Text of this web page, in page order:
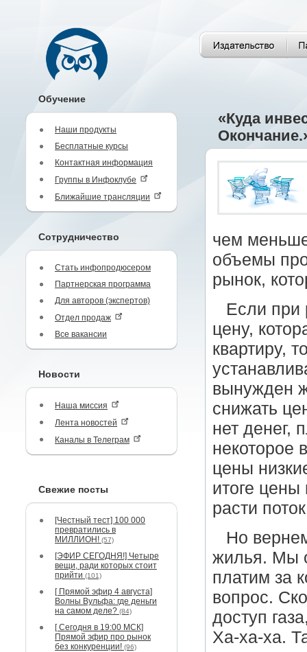
Обучение
Наши продукты
Бесплатные курсы
Контактная информация
Группы в Инфоклубе
Ближайшие трансляции
Сотрудничество
Стать инфопродюсером
Партнерская программа
Для авторов (экспертов)
Отдел продаж
Все вакансии
Новости
Наша миссия
Лента новостей
Каналы в Телеграм
Свежие посты
[Честный тест] 100 000
превратились в
МИЛЛИОН! (57)
[ЭФИР СЕГОДНЯ!] Четыре
вещи, ради которых стоит
прийти (101)
[ Прямой эфир 4 августа]
Волны Вульфа: где деньги
на самом деле? (84)
[ Сегодня в 19:00 МСК]
Прямой эфир про рынок
без конкуренции! (96)
«Куда
чем
объемы
рынок,
Если при
цену,
квартиру,
вынужден
снижать
нет денег,
некоторое
цены
итоге цены
расти
Но
жилья. Мы
платим за
вопрос.
доступ
Ха-ха-ха.